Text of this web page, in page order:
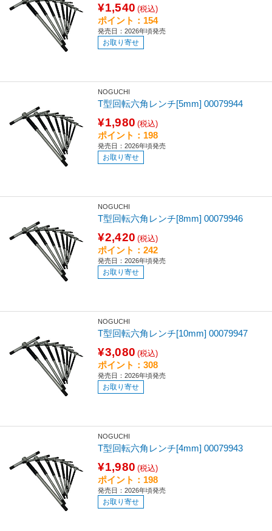
¥1,540 (税込)
ポイント：154
発売日：2026年頃発売
お取り寄せ
NOGUCHI
T型回転六角レンチ[5mm] 00079944
¥1,980 (税込)
ポイント：198
発売日：2026年頃発売
お取り寄せ
NOGUCHI
T型回転六角レンチ[8mm] 00079946
¥2,420 (税込)
ポイント：242
発売日：2026年頃発売
お取り寄せ
NOGUCHI
T型回転六角レンチ[10mm] 00079947
¥3,080 (税込)
ポイント：308
発売日：2026年頃発売
お取り寄せ
NOGUCHI
T型回転六角レンチ[4mm] 00079943
¥1,980 (税込)
ポイント：198
発売日：2026年頃発売
お取り寄せ